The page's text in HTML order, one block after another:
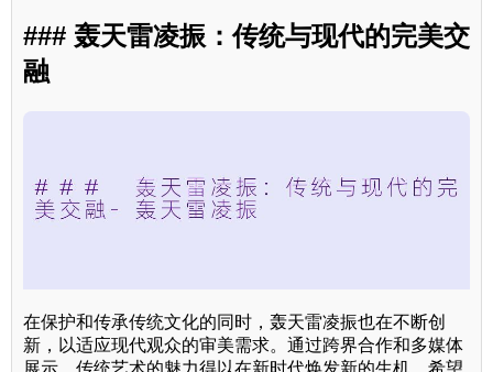
### 轰天雷凌振：传统与现代的完美交
融
在保护和传承传统文化的同时，轰天雷凌振也在不断创
新，以适应现代观众的审美需求。通过跨界合作和多媒体